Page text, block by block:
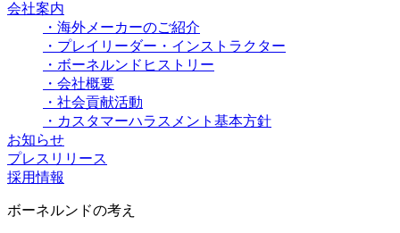
会社案内
・海外メーカーのご紹介
・プレイリーダー・インストラクター
・ボーネルンドヒストリー
・会社概要
・社会貢献活動
・カスタマーハラスメント基本方針
お知らせ
プレスリリース
採用情報
ボーネルンドの考え